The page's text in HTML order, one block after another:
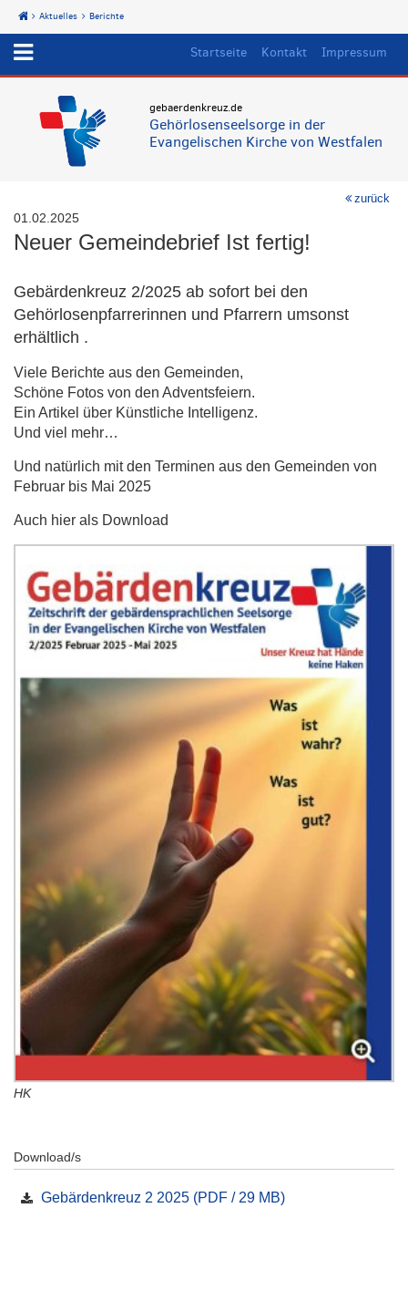
Start
Aktuelles Berichte
Startseite Kontakt Impressum
gebaerdenkreuz.de
Gehörlosenseelsorge in der
Evangelischen Kirche von Westfalen
zurück
01.02.2025
Neuer Gemeindebrief Ist fertig!
Gebärdenkreuz 2/2025 ab sofort bei den
Gehörlosenpfarrerinnen und Pfarrern umsonst
erhältlich .
Viele Berichte aus den Gemeinden,
Schöne Fotos von den Adventsfeiern.
Ein Artikel über Künstliche Intelligenz.
Und viel mehr…
Und natürlich mit den Terminen aus den Gemeinden von
Februar bis Mai 2025
Auch hier als Download
HK
Download/s
Gebärdenkreuz 2 2025 (PDF / 29 MB)